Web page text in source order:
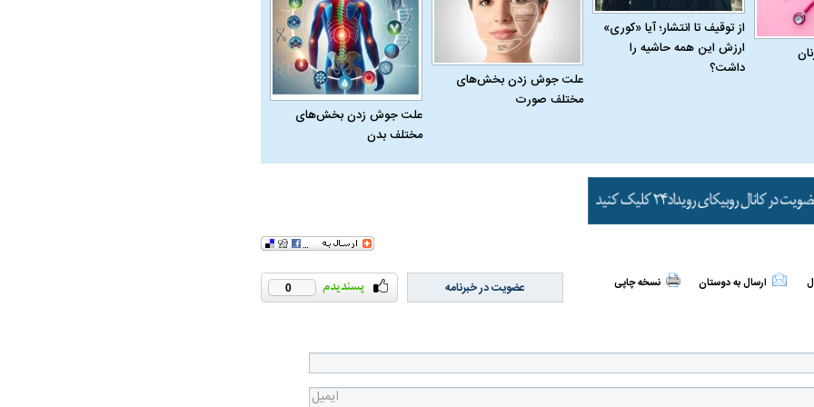
از توقیف تا انتشار؛ آیا «کوری»
ارزش این همه حاشیه را
داشت؟
علت جوش زدن بخش‌های
مختلف صورت
علت جوش زدن بخش‌های
مختلف بدن
ارسال به دوستان نسخه چاپی 0 عضویت در خبرنامه
یک سلسله |
شاه در ایران